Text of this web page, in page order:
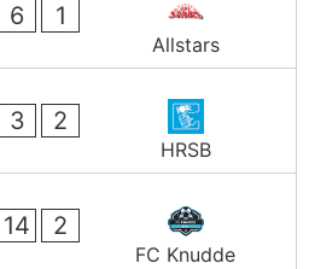
6 1
Allstars
3 2
HRSB
14 2
FC Knudde